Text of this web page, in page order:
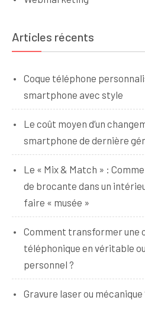
Articles récents
Coque téléphone
smartphone avec style
Le coût moyen d’un
smartphone de dernière
Le « Mix & Match » :
de brocante dans un
faire « musée »
Comment transformer une
téléphonique en véritable
personnel ?
Gravure laser ou